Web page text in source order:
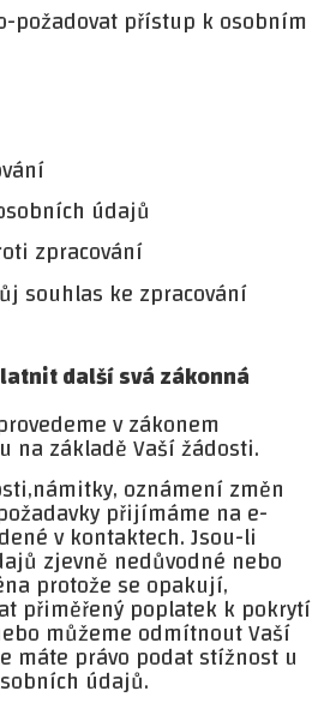
požadovat přístup k osobním
údajů
zpracování
souhlas ke zpracování
další svá zákonná
v zákonem
na základě Vaší žádosti.
oznámení změn
přijímáme na e-
v kontaktech. Jsou-li
zjevně nedůvodné nebo
protože se opakují,
přiměřený poplatek k pokrytí
můžeme odmítnout Vaší
máte právo podat stížnost u
údajů.